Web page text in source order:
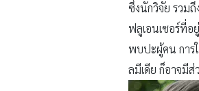
ซึ่งนักวิจัย รวม
ฟลูเอนเซอร์ที่อ
พบปะผู้คน การ
ลมีเดีย ก็อาจมี